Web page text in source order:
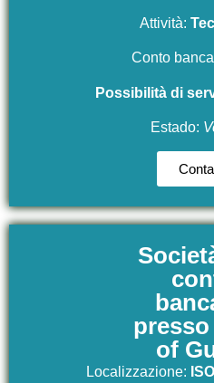
Attività:
Conto
Possibilità di
Estado:
of
Localizzazione: